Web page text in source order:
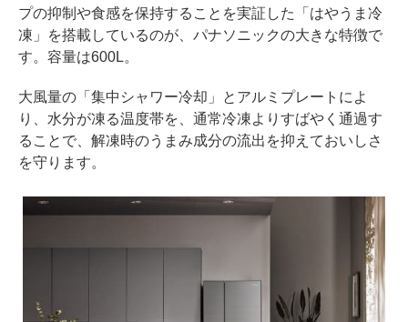
プの抑制や食感を保持することを実証した「はやうま冷
凍」を搭載しているのが、パナソニックの大きな特徴で
す。容量は600L。
大風量の「集中シャワー冷却」とアルミプレートによ
り、水分が凍る温度帯を、通常冷凍よりすばやく通過す
ることで、解凍時のうまみ成分の流出を抑えておいしさ
を守ります。